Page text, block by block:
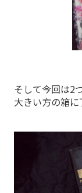
そして今回は2
大きい方の箱